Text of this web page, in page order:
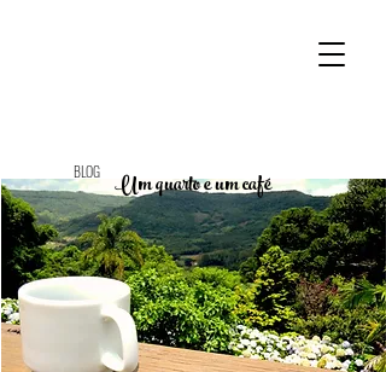
Um quarto e um café
BLOG